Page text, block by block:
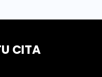
CITA